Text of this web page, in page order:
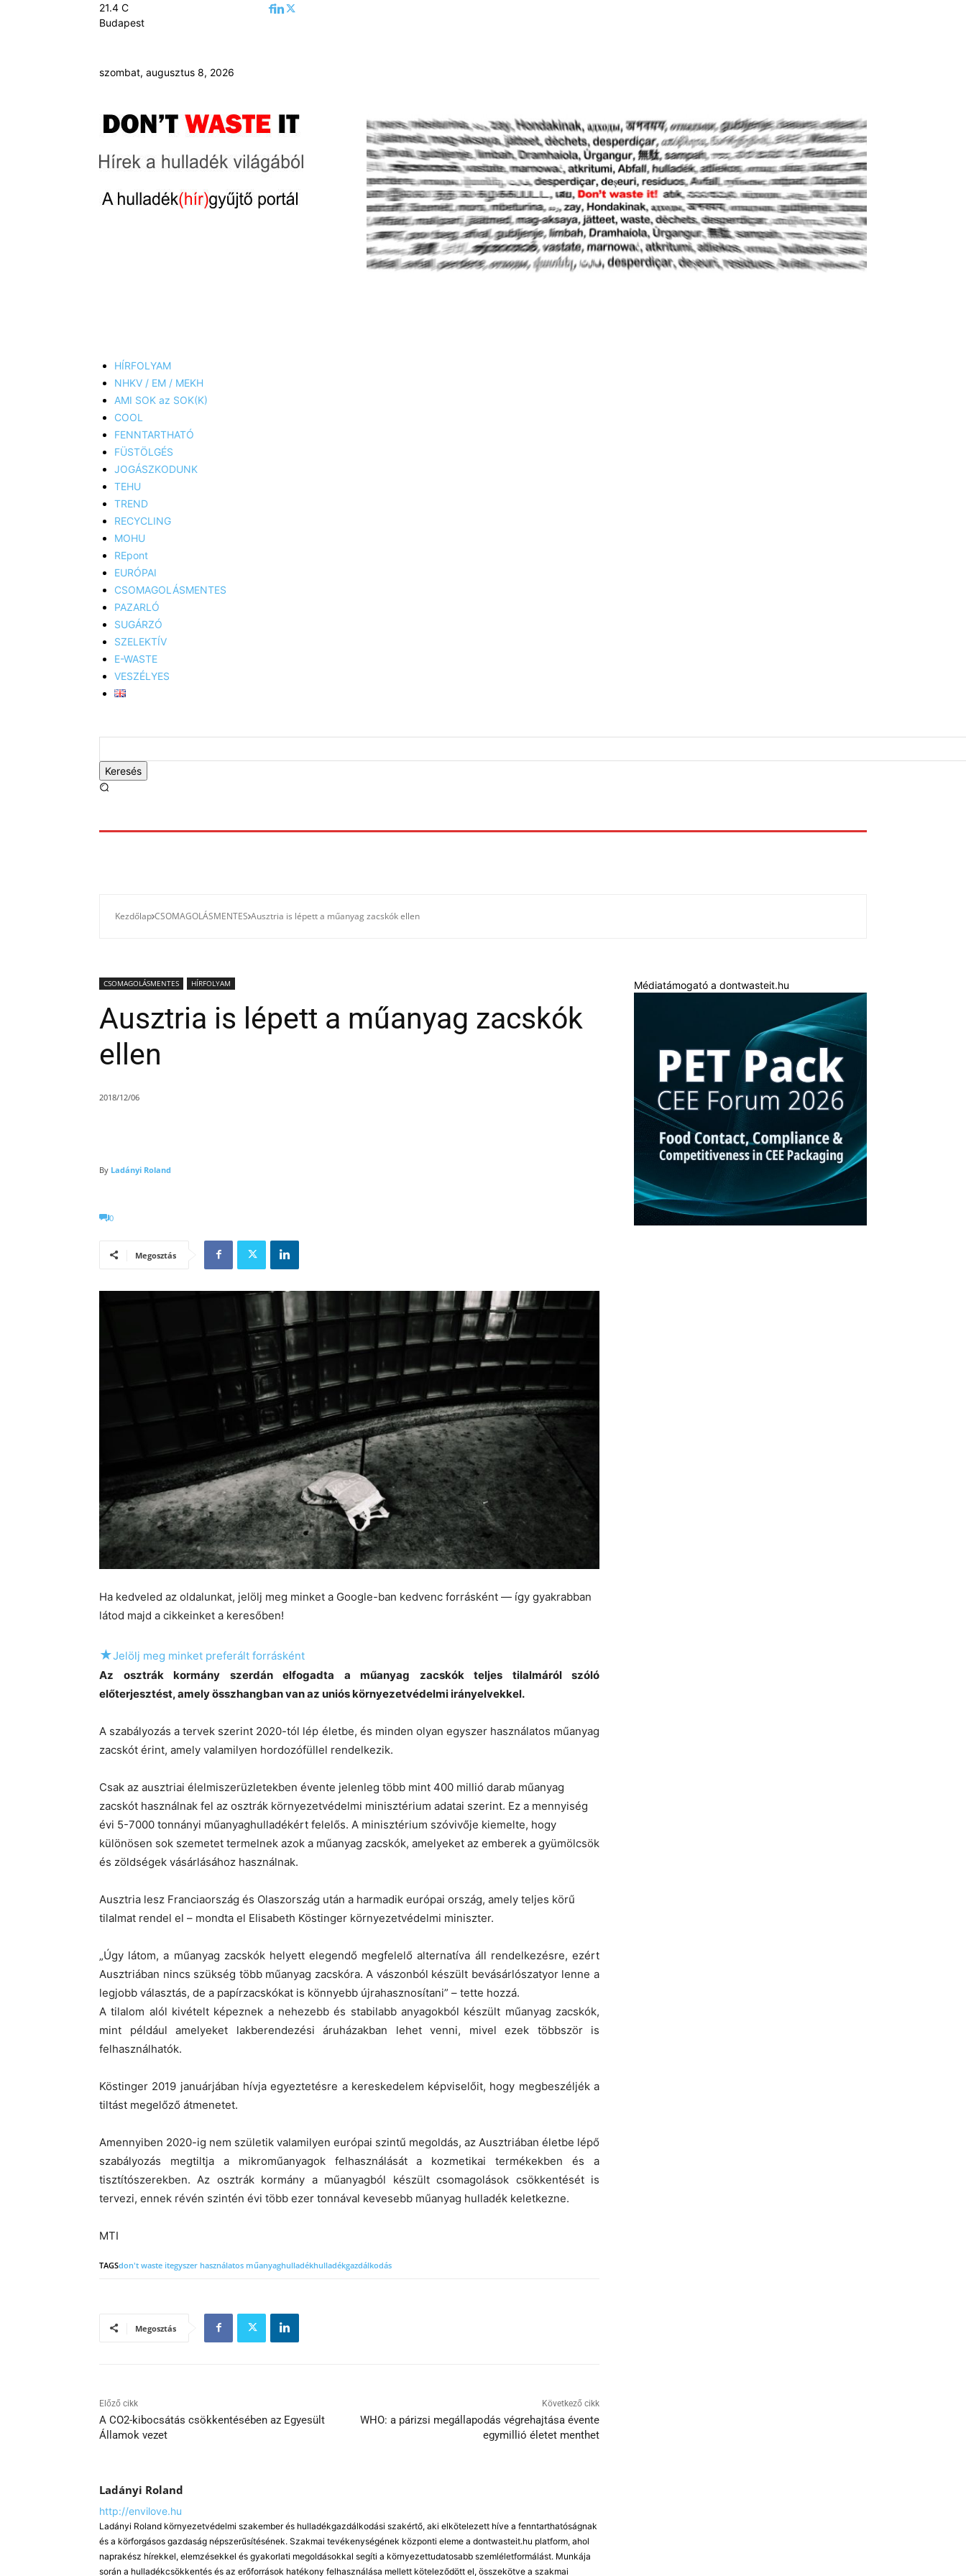
21.4 C
Budapest
szombat, augusztus 8, 2026
HÍRFOLYAM
NHKV / EM / MEKH
AMI SOK az SOK(K)
COOL
FENNTARTHATÓ
FÜSTÖLGÉS
JOGÁSZKODUNK
TEHU
TREND
RECYCLING
MOHU
REpont
EURÓPAI
CSOMAGOLÁSMENTES
PAZARLÓ
SUGÁRZÓ
SZELEKTÍV
E-WASTE
VESZÉLYES
Keresés
Kezdőlap CSOMAGOLÁSMENTES Ausztria is lépett a műanyag zacskók ellen
CSOMAGOLÁSMENTES HÍRFOLYAM
Ausztria is lépett a műanyag zacskók
ellen
2018/12/06
By Ladányi Roland
0
Megosztás
Ha kedveled az oldalunkat, jelölj meg minket a Google-ban kedvenc forrásként — így gyakrabban
látod majd a cikkeinket a keresőben!
★Jelölj meg minket preferált forrásként
Az osztrák kormány szerdán elfogadta a műanyag zacskók teljes tilalmáról szóló
előterjesztést, amely összhangban van az uniós környezetvédelmi irányelvekkel.
A szabályozás a tervek szerint 2020-tól lép életbe, és minden olyan egyszer használatos műanyag
zacskót érint, amely valamilyen hordozófüllel rendelkezik.
Csak az ausztriai élelmiszerüzletekben évente jelenleg több mint 400 millió darab műanyag
zacskót használnak fel az osztrák környezetvédelmi minisztérium adatai szerint. Ez a mennyiség
évi 5-7000 tonnányi műanyaghulladékért felelős. A minisztérium szóvivője kiemelte, hogy
különösen sok szemetet termelnek azok a műanyag zacskók, amelyeket az emberek a gyümölcsök
és zöldségek vásárlásához használnak.
Ausztria lesz Franciaország és Olaszország után a harmadik európai ország, amely teljes körű
tilalmat rendel el – mondta el Elisabeth Köstinger környezetvédelmi miniszter.
„Úgy látom, a műanyag zacskók helyett elegendő megfelelő alternatíva áll rendelkezésre, ezért
Ausztriában nincs szükség több műanyag zacskóra. A vászonból készült bevásárlószatyor lenne a
legjobb választás, de a papírzacskókat is könnyebb újrahasznosítani” – tette hozzá.
A tilalom alól kivételt képeznek a nehezebb és stabilabb anyagokból készült műanyag zacskók,
mint például amelyeket lakberendezési áruházakban lehet venni, mivel ezek többször is
felhasználhatók.
Köstinger 2019 januárjában hívja egyeztetésre a kereskedelem képviselőit, hogy megbeszéljék a
tiltást megelőző átmenetet.
Amennyiben 2020-ig nem születik valamilyen európai szintű megoldás, az Ausztriában életbe lépő
szabályozás megtiltja a mikroműanyagok felhasználását a kozmetikai termékekben és a
tisztítószerekben. Az osztrák kormány a műanyagból készült csomagolások csökkentését is
tervezi, ennek révén szintén évi több ezer tonnával kevesebb műanyag hulladék keletkezne.
MTI
TAGSdon't waste itegyszer használatos műanyaghulladékhulladékgazdálkodás
Megosztás
Előző cikk
A CO2-kibocsátás csökkentésében az Egyesült
Államok vezet
Következő cikk
WHO: a párizsi megállapodás végrehajtása évente
egymillió életet menthet
Ladányi Roland
http://envilove.hu
Ladányi Roland környezetvédelmi szakember és hulladékgazdálkodási szakértő, aki elkötelezett híve a fenntarthatóságnak
és a körforgásos gazdaság népszerűsítésének. Szakmai tevékenységének központi eleme a dontwasteit.hu platform, ahol
naprakész hírekkel, elemzésekkel és gyakorlati megoldásokkal segíti a környezettudatosabb szemléletformálást. Munkája
során a hulladékcsökkentés és az erőforrások hatékony felhasználása mellett köteleződött el, összekötve a szakmai
Médiatámogató a dontwasteit.hu